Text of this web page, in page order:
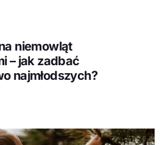
niemowląt
– jak zadbać
najmłodszych?